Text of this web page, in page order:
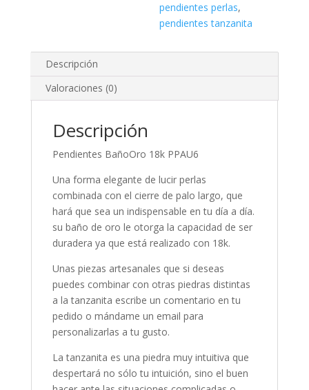
pendientes perlas,
pendientes tanzanita
Descripción
Valoraciones (0)
Descripción
Pendientes BañoOro 18k PPAU6
Una forma elegante de lucir perlas
combinada con el cierre de palo largo, que
hará que sea un indispensable en tu día a día.
su baño de oro le otorga la capacidad de ser
duradera ya que está realizado con 18k.
Unas piezas artesanales que si deseas
puedes combinar con otras piedras distintas
a la tanzanita escribe un comentario en tu
pedido o mándame un email para
personalizarlas a tu gusto.
La tanzanita es una piedra muy intuitiva que
despertará no sólo tu intuición, sino el buen